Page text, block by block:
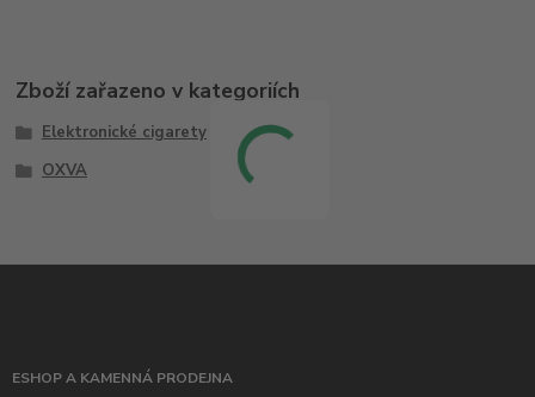
Zboží zařazeno v kategoriích
Elektronické cigarety
OXVA
ESHOP A KAMENNÁ PRODEJNA